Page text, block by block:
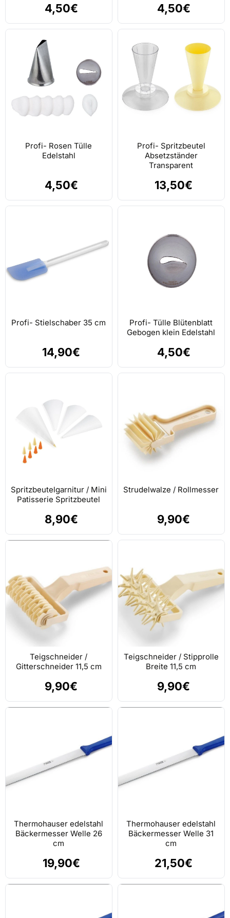
4,50€ 4,50€
Profi- Rosen Tülle
Edelstahl
4,50€
Profi- Spritzbeutel
Absetzständer
Transparent
13,50€
Profi- Stielschaber 35 cm
14,90€
Profi- Tülle Blütenblatt
Gebogen klein Edelstahl
4,50€
Spritzbeutelgarnitur / Mini
Patisserie Spritzbeutel
8,90€
Strudelwalze / Rollmesser
9,90€
Teigschneider /
Gitterschneider 11,5 cm
9,90€
Teigschneider / Stipprolle
Breite 11,5 cm
9,90€
Thermohauser edelstahl
Bäckermesser Welle 26
cm
19,90€
Thermohauser edelstahl
Bäckermesser Welle 31
cm
21,50€